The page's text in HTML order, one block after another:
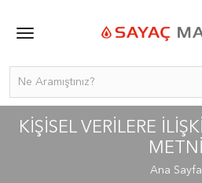
KIŞISEL VERILERE
METNI
Ana Sayfa